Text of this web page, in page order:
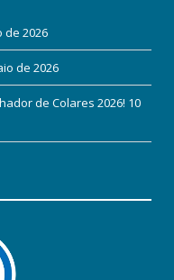
de 2026
de 2026
de Colares 2026! 10